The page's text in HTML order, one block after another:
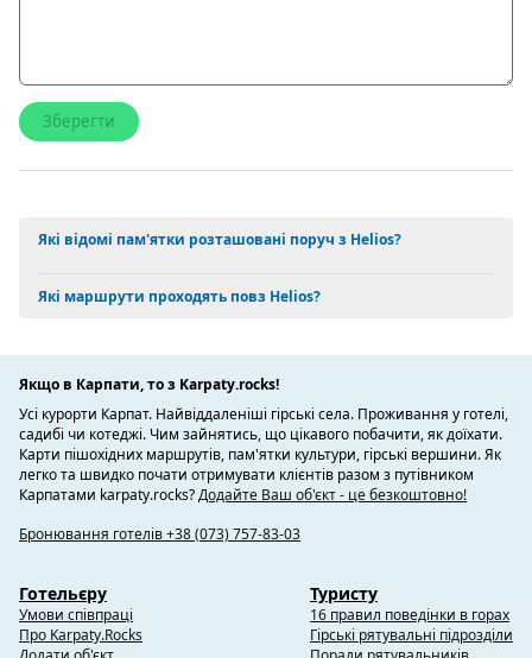
Які відомі пам'ятки розташовані поруч з Helios?
Які маршрути проходять повз Helios?
Якщо в Карпати, то з Karpaty.rocks!
Усі курорти Карпат. Найвіддаленіші гірські села. Проживання у готелі,
садибі чи котеджі. Чим зайнятись, що цікавого побачити, як доїхати.
Карти пішохідних маршрутів, пам'ятки культури, гірські вершини. Як
легко та швидко почати отримувати клієнтів разом з путівником
Карпатами karpaty.rocks?Додайте Ваш об'єкт - це безкоштовно!
Бронювання готелів +38 (073) 757-83-03
Готельєру
Умови співпраці
Про Karpaty.Rocks
Туристу
16 правил поведінки в горах
Гірські рятувальні підрозділи